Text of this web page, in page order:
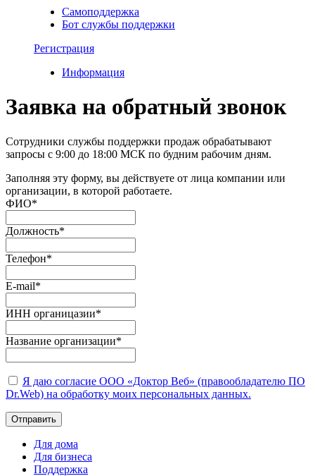
Самоподдержка
Бот службы поддержки
Регистрация
Информация
Заявка на обратный звонок
Сотрудники службы поддержки продаж обрабатывают
запросы с 9:00 до 18:00 МСК по будним рабочим дням.
Заполняя эту форму, вы действуете от лица компании или
организации, в которой работаете.
ФИО*
Должность*
Телефон*
E-mail*
ИНН органицазии*
Название организации*
Я даю согласие ООО «Доктор Веб» (правообладателю ПО
Dr.Web) на обработку моих персональных данных.
Отправить
Для дома
Для бизнеса
Поддержка